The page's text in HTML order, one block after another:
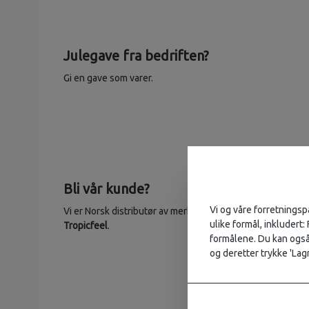
Julegave fra bedriften?
Gi en gave som varer.
Bli vår kunde?
Vi er Norsk distributør av merkeneCabeau,Eagle Creek
Tropicfeel.
Vi og våre
ulike formål, inkludert:
formålene. Du kan
og deretter trykke